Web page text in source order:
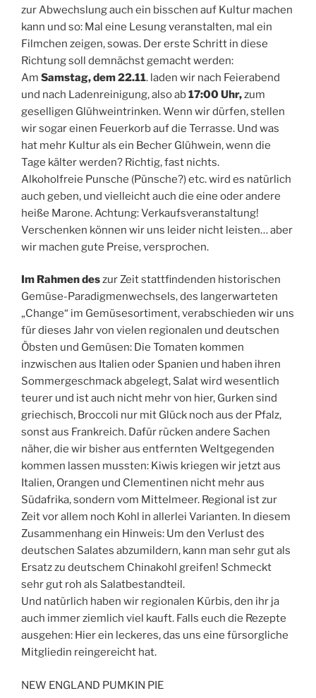
zur Abwechslung auch ein bisschen auf Kultur machen
kann und so: Mal eine Lesung veranstalten, mal ein
Filmchen zeigen, sowas. Der erste Schritt in diese
Richtung soll demnächst gemacht werden:
Am Samstag, dem 22.11. laden wir nach Feierabend
und nach Ladenreinigung, also ab17:00 Uhr,zum
geselligen Glühweintrinken. Wenn wir dürfen, stellen
wir sogar einen Feuerkorb auf die Terrasse. Und was
hat mehr Kultur als ein Becher Glühwein, wenn die
Tage kälter werden? Richtig, fast nichts.
Alkoholfreie Punsche (Pünsche?) etc. wird es natürlich
auch geben, und vielleicht auch die eine oder andere
heiße Marone. Achtung: Verkaufsveranstaltung!
Verschenken können wir uns leider nicht leisten… aber
wir machen gute Preise, versprochen.
Im Rahmen deszur Zeit stattfindenden historischen
Gemüse-Paradigmenwechsels, des langerwarteten
„Change“ im Gemüsesortiment, verabschieden wir uns
für dieses Jahr von vielen regionalen und deutschen
Öbsten und Gemüsen: Die Tomaten kommen
inzwischen aus Italien oder Spanien und haben ihren
Sommergeschmack abgelegt, Salat wird wesentlich
teurer und ist auch nicht mehr von hier, Gurken sind
griechisch, Broccoli nur mit Glück noch aus der Pfalz,
sonst aus Frankreich. Dafür rücken andere Sachen
näher, die wir bisher aus entfernten Weltgegenden
kommen lassen mussten: Kiwis kriegen wir jetzt aus
Italien, Orangen und Clementinen nicht mehr aus
Südafrika, sondern vom Mittelmeer. Regional ist zur
Zeit vor allem noch Kohl in allerlei Varianten. In diesem
Zusammenhang ein Hinweis: Um den Verlust des
deutschen Salates abzumildern, kann man sehr gut als
Ersatz zu deutschem Chinakohl greifen! Schmeckt
sehr gut roh als Salatbestandteil.
Und natürlich haben wir regionalen Kürbis, den ihr ja
auch immer ziemlich viel kauft. Falls euch die Rezepte
ausgehen: Hier ein leckeres, das uns eine fürsorgliche
Mitgliedin reingereicht hat.
NEW ENGLAND PUMKIN PIE